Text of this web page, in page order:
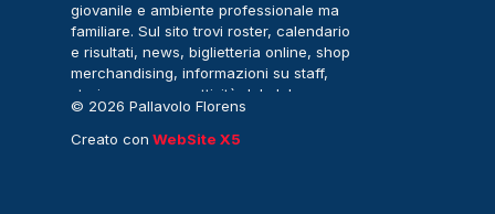
giovanile e ambiente professionale ma
familiare. Sul sito trovi roster, calendario
e risultati, news, biglietteria online, shop
merchandising, informazioni su staff,
storia, sponsor e attività del club.
© 2026 Pallavolo Florens
Femminile. Tutti i diritti
Creato con WebSite X5